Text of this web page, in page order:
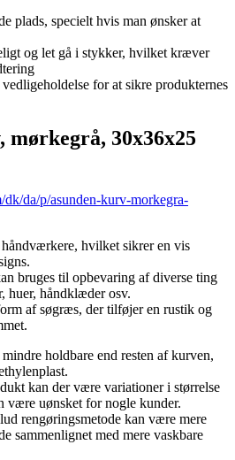
plads, specielt hvis man ønsker at
og let gå i stykker, hvilket kræver
for at sikre produkternes
30x36x25
da/p/asunden-kurv-morkegra-
hvilket sikrer en vis
bruges til opbevaring af diverse ting
huer, håndklæder osv.
af søgræs, der tilføjer en rustik og
holdbare end resten af kurven,
kan der være variationer i størrelse
være uønsket for nogle kunder.
rengøringsmetode kan være mere
sammenlignet med mere vaskbare